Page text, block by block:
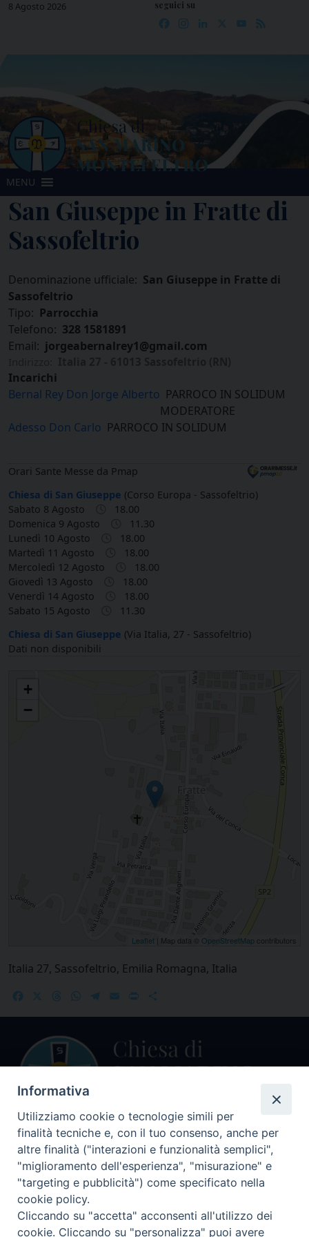
Skip8 Agosto 2026 seguici su
Facebook
Instagram
LinkedIn YouTube
MENU
San Giuseppe in Fratte di
Sassofeltrio
Denominazione ufficiale: San Giuseppe in Fratte di
Sassofeltrio
Tipo: Parrocchia
Telefono: 328 1581891
Email: jorgeabernalrey1@gmail.com
Incarichi
Bernal Rey Don Jorge Alberto PARROCO IN SOLIDUM
MODERATORE
Adesso Don Carlo PARROCO IN SOLIDUM
Orari Sante Messe da Pmap
Chiesa di San Giuseppe (Corso Europa - Sassofeltrio)
Sabato 8 Agosto
18.00
Domenica 9 Agosto
11.30
Lunedì 10 Agosto
18.00
Martedì 11 Agosto
18.00
Mercoledì 12 Agosto
18.00
Giovedì 13 Agosto
18.00
Venerdì 14 Agosto
18.00
Sabato 15 Agosto
11.30
Chiesa di San Giuseppe (Via Italia, 27 - Sassofeltrio)
Dati non disponibili
+
−
Leaflet | Map data © OpenStreetMap contributors
Italia 27, Sassofeltrio, Emilia Romagna, Italia
FacebookThreadsWhatsApp
Telegram
EmailPrint
Centralino Curia Vescovile
0541 913711
Indirizzo
47864 PENNABILLI (RN)
Informativa
Utilizziamo cookie o tecnologie simili per
finalità tecniche e, con il tuo consenso, anche per
altre finalità ("interazioni e funzionalità semplici",
"miglioramento dell'esperienza", "misurazione" e
"targeting e pubblicità") come specificato nella
cookie policy.
Cliccando su "accetta" acconsenti all'utilizzo dei
cookie. Cliccando su "personalizza" puoi avere